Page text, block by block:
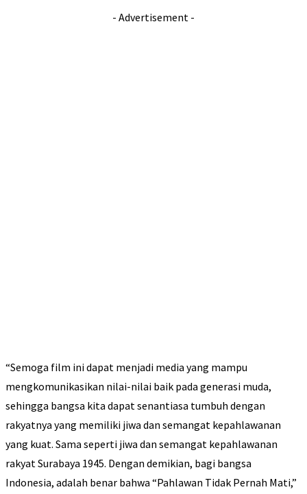
- Advertisement -
“Semoga film ini dapat menjadi media yang mampu
mengkomunikasikan nilai-nilai baik pada generasi muda,
sehingga bangsa kita dapat senantiasa tumbuh dengan
rakyatnya yang memiliki jiwa dan semangat kepahlawanan
yang kuat. Sama seperti jiwa dan semangat kepahlawanan
rakyat Surabaya 1945. Dengan demikian, bagi bangsa
Indonesia, adalah benar bahwa “Pahlawan Tidak Pernah Mati,”